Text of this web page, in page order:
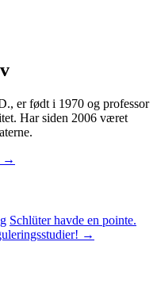
er født i 1970 og professor
Har siden 2006 været
→
Schlüter havde en pointe.
→